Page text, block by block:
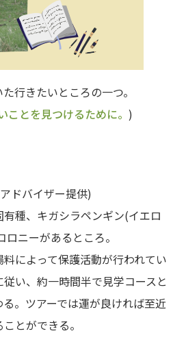
行きたいところの一つ。
ことを見つけるために。)
ドバイザー提供)
種、キガシラペンギン(イエロ
ニーがあるところ。
によって保護活動が行われてい
い、約一時間半で見学コースと
。ツアーでは運が良ければ至近
とができる。